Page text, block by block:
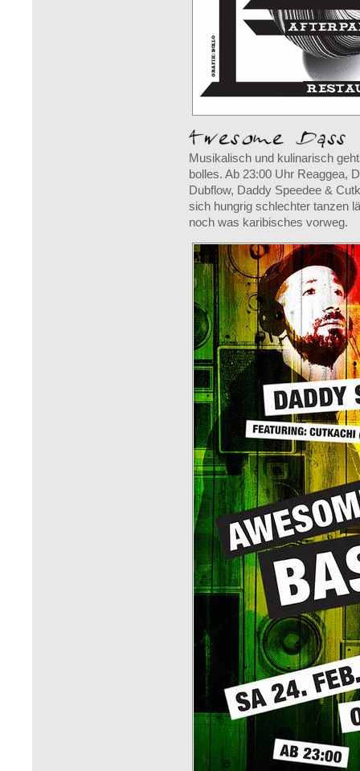
Musikalisch und kulinarisch
bolles. Ab 23:00 Uhr Reaggea,
Dubflow, Daddy Speedee &
sich hungrig schlechter tanzen
noch was karibisches vorweg.